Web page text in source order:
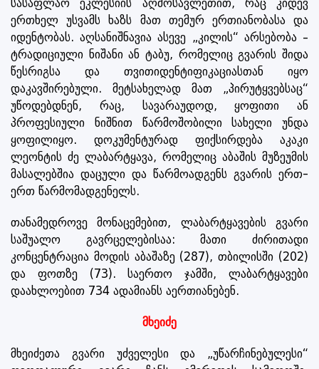
სასაფლაო ეკლესიის აღმოსავლეთით, რაც კიდევ
ერთხელ უსვამს ხაზს მათ თემურ ერთიანობასა და
იდენტობას. აღსანიშნავია ასევე „კილის“ არსებობა –
ტრადიციული ნიშანი ან ტაბუ, რომელიც გვარის შიდა
წესრიგსა და თვითიდენტიფიკაციასთან იყო
დაკავშირებული. მეტსახელად მათ „პირუტყვებსაც“
უწოდებდნენ, რაც, სავარაუდოდ, ყოფითი ან
პროფესიული ნიშნით წარმოშობილი სახელი უნდა
ყოფილიყო. დოკუმენტურად ფიქსირდება აკაკი
ლეონტის ძე ლაბარტყავა, რომელიც აბაშის მუზეუმის
მასალებშია დაცული და წარმოადგენს გვარის ერთ-
ერთ წარმომადგენელს.
თანამედროვე მონაცემებით, ლაბარტყავების გვარი
საშუალო გავრცელებისაა: მათი ძირითადი
კონცენტრაცია მოდის აბაშაზე (287), თბილისში (202)
და ფოთზე (73). საერთო ჯამში, ლაბარტყავები
დაახლოებით 734 ადამიანს აერთიანებენ.
მხეიძე
მხეიძეთა გვარი უძველესი და „უწარჩინებულესი“